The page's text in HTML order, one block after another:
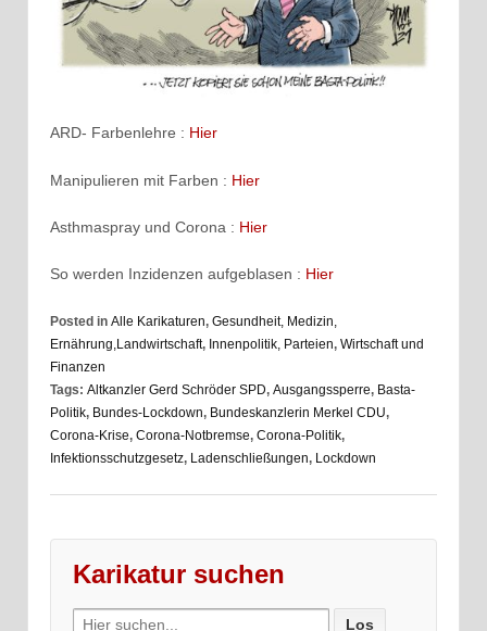
ARD- Farbenlehre : Hier
Manipulieren mit Farben : Hier
Asthmaspray und Corona : Hier
So werden Inzidenzen aufgeblasen : Hier
Posted in Alle Karikaturen, Gesundheit, Medizin,
Ernährung,Landwirtschaft, Innenpolitik, Parteien, Wirtschaft und
Finanzen
Tags: Altkanzler Gerd Schröder SPD, Ausgangssperre, Basta-
Politik, Bundes-Lockdown, Bundeskanzlerin Merkel CDU,
Corona-Krise, Corona-Notbremse, Corona-Politik,
Infektionsschutzgesetz, Ladenschließungen, Lockdown
Karikatur suchen
Search